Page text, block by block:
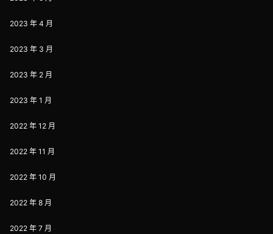
2023 年 4 月
2023 年 3 月
2023 年 2 月
2023 年 1 月
2022 年 12 月
2022 年 11 月
2022 年 10 月
2022 年 8 月
2022 年 7 月